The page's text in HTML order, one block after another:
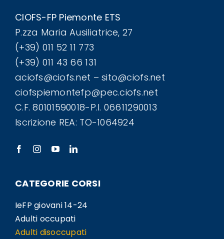
CIOFS-FP Piemonte ETS
P.zza Maria Ausiliatrice, 27
(+39) 011 52 11 773
(+39) 011 43 66 131
aciofs@ciofs.net – sito@ciofs.net
ciofspiemontefp@pec.ciofs.net
C.F. 80101590018-P.I. 06611290013
Iscrizione REA: TO-1064924
CATEGORIE CORSI
IeFP giovani 14-24
Adulti occupati
Adulti disoccupati